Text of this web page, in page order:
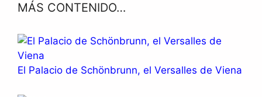
MÁS CONTENIDO…
El Palacio de Schönbrunn, el Versalles de Viena